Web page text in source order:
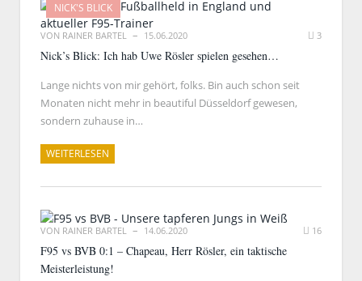
NICK'S BLICK
VON RAINER BARTEL 15.06.2020 3
Nick’s Blick: Ich hab Uwe Rösler spielen gesehen…
Lange nichts von mir gehört, folks. Bin auch schon seit
Monaten nicht mehr in beautiful Düsseldorf gewesen,
sondern zuhause in…
WEITERLESEN
VON RAINER BARTEL 14.06.2020 16
F95 vs BVB 0:1 – Chapeau, Herr Rösler, ein taktische
Meisterleistung!